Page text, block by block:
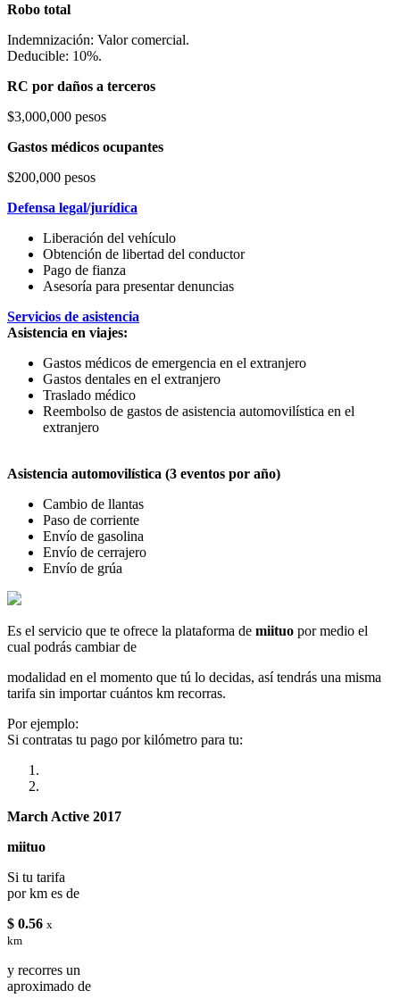
Robo total
Indemnización: Valor comercial.
Deducible: 10%.
RC por daños a terceros
$3,000,000 pesos
Gastos médicos ocupantes
$200,000 pesos
Defensa legal/jurídica
Liberación del vehículo
Obtención de libertad del conductor
Pago de fianza
Asesoría para presentar denuncias
Servicios de asistencia
Asistencia en viajes:
Gastos médicos de emergencia en el extranjero
Gastos dentales en el extranjero
Traslado médico
Reembolso de gastos de asistencia automovilística en el
extranjero
Asistencia automovilística (3 eventos por año)
Cambio de llantas
Paso de corriente
Envío de gasolina
Envío de cerrajero
Envío de grúa
Es el servicio que te ofrece la plataforma de miituo por medio el
cual podrás cambiar de
modalidad en el momento que tú lo decidas, así tendrás una misma
tarifa sin importar cuántos km recorras.
Por ejemplo:
Si contratas tu pago por kilómetro para tu:
March Active 2017
miituo
Si tu tarifa
por km es de
$ 0.56 x
km
y recorres un
aproximado de